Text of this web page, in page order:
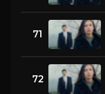
71
72